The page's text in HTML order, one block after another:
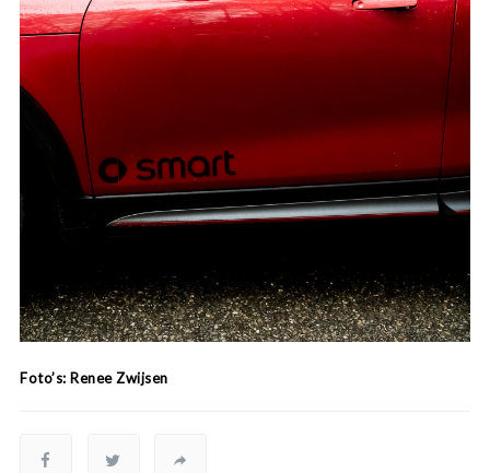
Foto’s: Renee Zwijsen